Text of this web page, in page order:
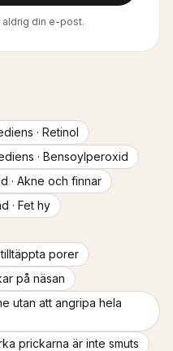
aldrig din e-post.
· Retinol
· Bensoylperoxid
· Akne och finnar
· Fet hy
porer
på näsan
utan att angripa hela
prickarna är inte smuts